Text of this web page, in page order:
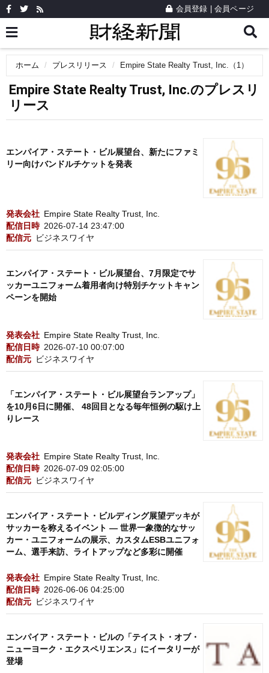
会員登録 会員ページ
ホーム プレスリリース Empire State Realty Trust, Inc.（1）
Empire State Realty Trust, Inc.のプレスリ
リース
エンパイア・ステート・ビル展望台、新たにファミ
リー向けバンドルチケットを発表
発表会社 Empire State Realty Trust, Inc.
配信日時 2026-07-14 23:47:00
配信元 ビジネスワイヤ
エンパイア・ステート・ビル展望台、7月限定でサ
ッカーユニフォーム着用者向け特別チケットキャン
ペーンを開始
発表会社 Empire State Realty Trust, Inc.
配信日時 2026-07-10 00:07:00
配信元 ビジネスワイヤ
「エンパイア・ステート・ビル展望台ランアップ」
を10月6日に開催、 48回目となる毎年恒例の駆け上
りレース
発表会社 Empire State Realty Trust, Inc.
配信日時 2026-07-09 02:05:00
配信元 ビジネスワイヤ
エンパイア・ステート・ビルディング展望デッキが
サッカーを称えるイベント ― 世界一象徴的なサッ
カー・ユニフォームの展示、カスタムESBユニフォ
ーム、選手来訪、ライトアップなど多彩に開催
発表会社 Empire State Realty Trust, Inc.
配信日時 2026-06-06 04:25:00
配信元 ビジネスワイヤ
エンパイア・ステート・ビルの「テイスト・オブ・
ニューヨーク・エクスペリエンス」にイータリーが
登場